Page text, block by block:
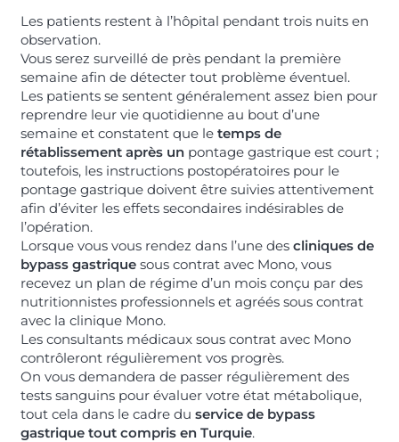
Les patients restent à l’hôpital pendant trois nuits en
observation.
Vous serez surveillé de près pendant la première
semaine afin de détecter tout problème éventuel.
Les patients se sentent généralement assez bien pour
reprendre leur vie quotidienne au bout d’une
semaine et constatent que le temps de
rétablissement après unpontage gastrique est court ;
toutefois, les instructions postopératoires pour le
pontage gastrique doivent être suivies attentivement
afin d’éviter les effets secondaires indésirables de
l’opération.
Lorsque vous vous rendez dans l’une des cliniques de
bypass gastriquesous contrat avec Mono, vous
recevez un plan de régime d’un mois conçu par des
nutritionnistes professionnels et agréés sous contrat
avec la clinique Mono.
Les consultants médicaux sous contrat avec Mono
contrôleront régulièrement vos progrès.
On vous demandera de passer régulièrement des
tests sanguins pour évaluer votre état métabolique,
tout cela dans le cadre du service de bypass
gastrique tout compris en Turquie.